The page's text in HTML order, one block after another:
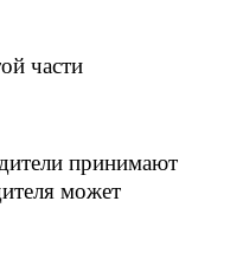
части
принимают
может